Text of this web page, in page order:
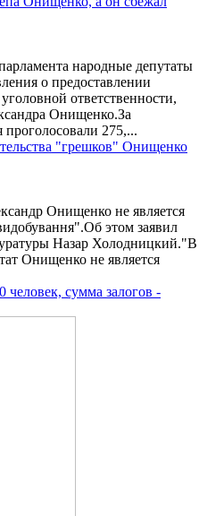
народные депутаты
о предоставлении
ответственности,
Онищенко.За
275,...
"грешков" Онищенко
Онищенко не является
этом заявил
Назар Холодницкий."В
Онищенко не является
сумма залогов -